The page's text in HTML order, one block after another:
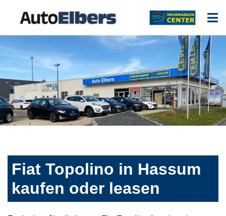
Fiat Topolino in Hassum
kaufen oder leasen